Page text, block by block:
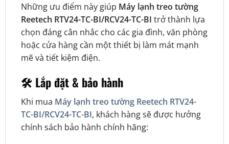
Những ưu điểm này giúp Máy lạnh treo tường
Reetech RTV24-TC-BI/RCV24-TC-BI trở thành lựa
chọn đáng cân nhắc cho các gia đình, văn phòng
hoặc cửa hàng cần một thiết bị làm mát mạnh
mẽ và tiết kiệm điện.
🛠️ Lắp đặt & bảo hành
Khi mua Máy lạnh treo tường Reetech RTV24-
TC-BI/RCV24-TC-BI, khách hàng sẽ được hưởng
chính sách bảo hành chính hãng: